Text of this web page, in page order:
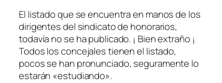
El listado que se encuentra en manos de los
dirigentes del sindicato de honorarios,
todavía no se ha publicado. ¡ Bien extraño ¡
Todos los concejales tienen el listado,
pocos se han pronunciado, seguramente lo
estarán «estudiando».